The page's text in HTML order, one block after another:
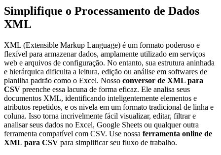
Simplifique o Processamento de Dados
XML
XML (Extensible Markup Language) é um formato poderoso e
flexível para armazenar dados, amplamente utilizado em serviços
web e arquivos de configuração. No entanto, sua estrutura aninhada
e hierárquica dificulta a leitura, edição ou análise em softwares de
planilha padrão como o Excel. Nosso conversor de XML para
CSV preenche essa lacuna de forma eficaz. Ele analisa seus
documentos XML, identificando inteligentemente elementos e
atributos repetidos, e os nivela em um formato tradicional de linha e
coluna. Isso torna incrivelmente fácil visualizar, editar, filtrar e
analisar seus dados no Excel, Google Sheets ou qualquer outra
ferramenta compatível com CSV. Use nossa ferramenta online de
XML para CSV para simplificar seu fluxo de trabalho.